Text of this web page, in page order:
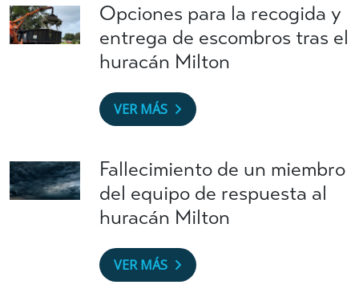
Opciones para la recogida y
entrega de escombros tras el
huracán Milton
VER MÁS
Fallecimiento de un miembro
del equipo de respuesta al
huracán Milton
VER MÁS